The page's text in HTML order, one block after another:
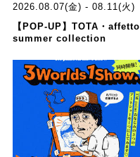
2026.08.07(金) - 08.11(火)
【POP-UP】TOTA・affetto
summer collection